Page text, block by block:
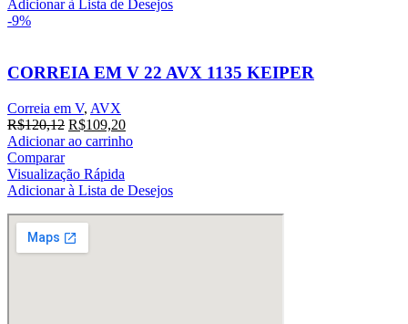
R$80,08.R$72,80.
Adicionar à Lista de Desejos
-9%
CORREIA EM V 22 AVX 1135 KEIPER
Correia em V, AVX
R$120,12 O
preço
era:
R$120,12.
R$109,20O
preço
R$109,20.
Adicionar ao carrinho
Comparar
Visualização Rápida
Adicionar à Lista de Desejos